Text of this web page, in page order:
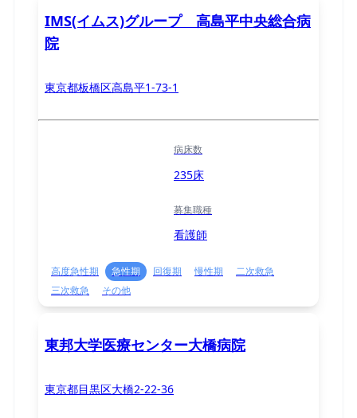
IMS(イムス)グループ 高島平中央総合病
院
東京都板橋区高島平1-73-1
病床数
235床
募集職種
看護師
高度急性期 急性期 回復期 慢性期
二次救急
三次救急
その他
東邦大学医療センター大橋病院
東京都目黒区大橋2-22-36